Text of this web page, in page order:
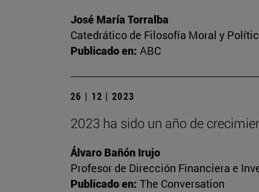
José María Torralba
Catedrático de Filosofía Moral y
Publicado en: ABC
26 | 12 | 2023
2023 ha sido un año de
Álvaro Bañón Irujo
Profesor de Dirección Financiera e
Publicado en: The Conversation